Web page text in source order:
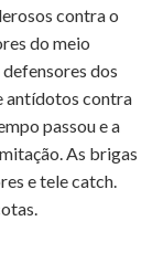
contra o
do meio
dos
antídotos contra
passou e a
As brigas
e tele catch.